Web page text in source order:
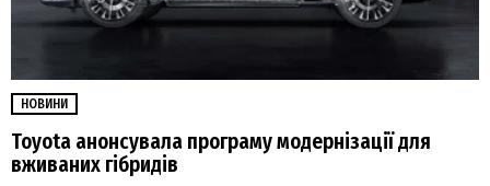
НОВИНИ
Toyota анонсувала програму модернізації для
вживаних гібридів